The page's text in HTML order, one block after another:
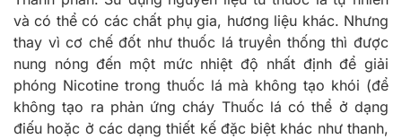
và có thể có các chất phụ gia, hương liệu khác. Nhưng
thay vì cơ chế đốt như thuốc lá truyền thống thì được
nung nóng đến một mức nhiệt độ nhất định để giải
phóng Nicotine trong thuốc lá mà không tạo khói (để
không tạo ra phản ứng cháy Thuốc lá có thể ở dạng
điếu hoặc ở các dạng thiết kế đặc biệt khác như thanh,